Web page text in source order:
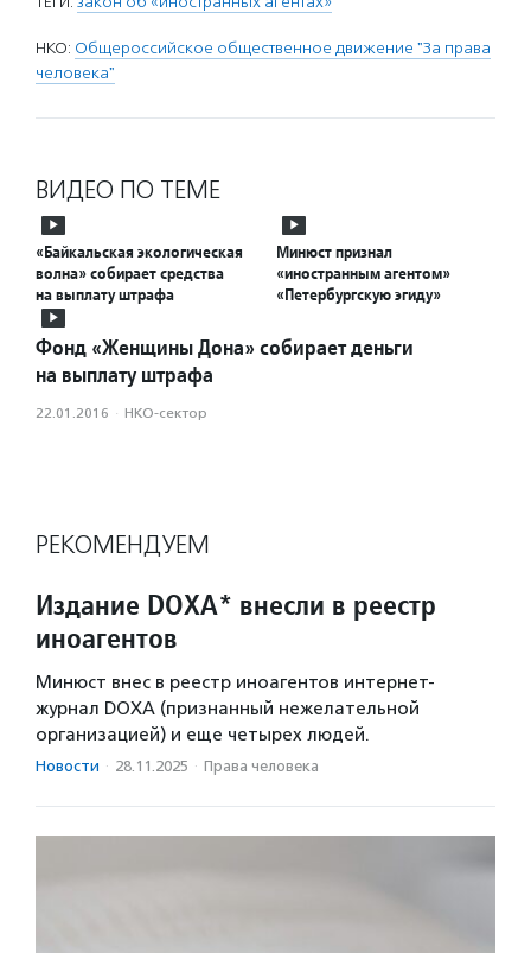
НКО: Общероссийское общественное движение "За права
человека"
ВИДЕО ПО ТЕМЕ
«Байкальская экологическая
волна» собирает средства
на выплату штрафа
Минюст признал
«иностранным агентом»
«Петербургскую эгиду»
Фонд «Женщины Дона» собирает деньги
на выплату штрафа
22.01.2016 · НКО-сектор
РЕКОМЕНДУЕМ
Издание DOXA* внесли в реестр
иноагентов
Минюст внес в реестр иноагентов интернет-
журнал DOXA (признанный нежелательной
организацией) и еще четырех людей.
Новости · 28.11.2025 · Права человека